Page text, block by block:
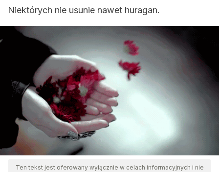
Niektórych nie usunie nawet huragan.
Ten tekst jest oferowany wyłącznie w celach informacyjnych i nie